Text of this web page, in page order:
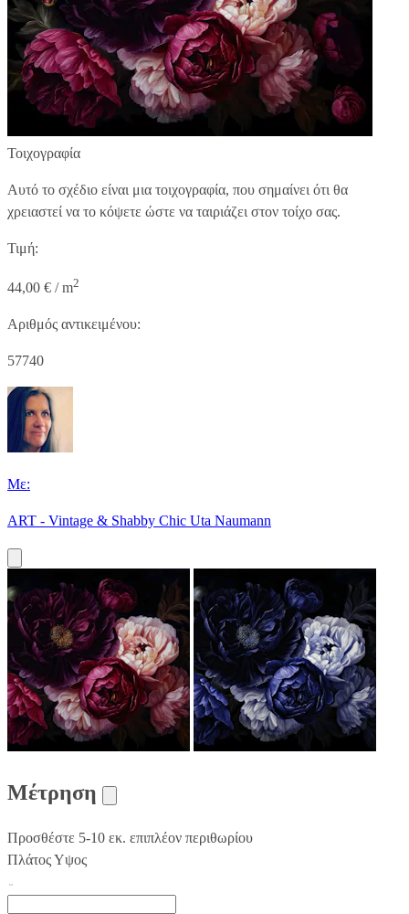
Τοιχογραφία
Αυτό το σχέδιο είναι μια τοιχογραφία, που σημαίνει ότι θα
χρειαστεί να το κόψετε ώστε να ταιριάζει στον τοίχο σας.
Τιμή:
44,00 € / m2
Αριθμός αντικειμένου:
57740
Με:
ART - Vintage & Shabby Chic Uta Naumann
Μέτρηση
Προσθέστε 5-10 εκ. επιπλέον περιθωρίου
ΠλάτοςΥψος